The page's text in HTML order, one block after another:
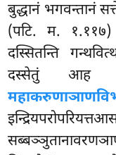
बुद्धानं भगवन्तानं
(पटि. म. १.११७)
दस्सितन्ति
दस्सेतुं आह